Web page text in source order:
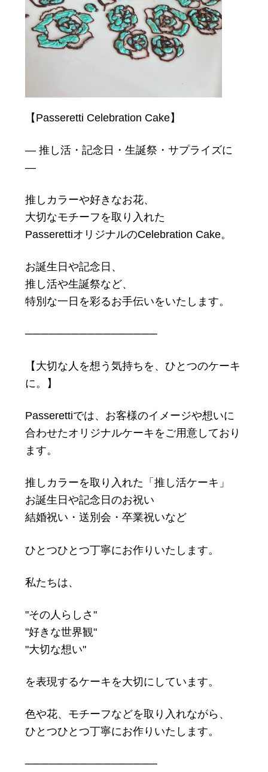
【Passeretti Celebration Cake】
― 推し活・記念日・生誕祭・サプライズに
―
推しカラーや好きなお花、
大切なモチーフを取り入れた
PasserettiオリジナルのCelebration Cake。
お誕生日や記念日、
推し活や生誕祭など、
特別な一日を彩るお手伝いをいたします。
─────────────────
【大切な人を想う気持ちを、ひとつのケーキ
に。】
Passerettiでは、お客様のイメージや想いに
合わせたオリジナルケーキをご用意しており
ます。
推しカラーを取り入れた「推し活ケーキ」
お誕生日や記念日のお祝い
結婚祝い・送別会・卒業祝いなど
ひとつひとつ丁寧にお作りいたします。
私たちは、
"その人らしさ"
"好きな世界観"
"大切な想い"
を表現するケーキを大切にしています。
色や花、モチーフなどを取り入れながら、
ひとつひとつ丁寧にお作りいたします。
─────────────────